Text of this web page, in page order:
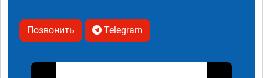
Позвонить Telegram